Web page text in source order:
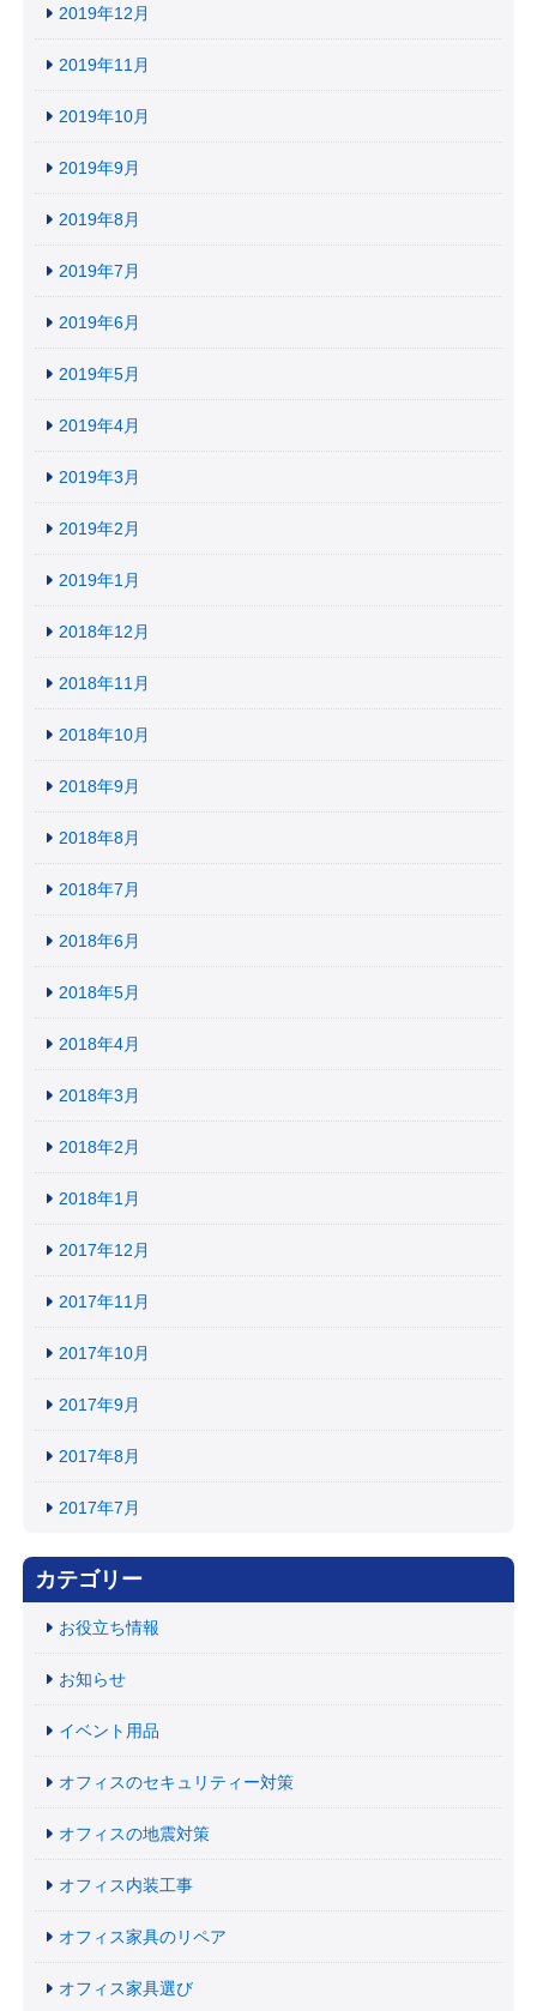
2019年12月
2019年11月
2019年10月
2019年9月
2019年8月
2019年7月
2019年6月
2019年5月
2019年4月
2019年3月
2019年2月
2019年1月
2018年12月
2018年11月
2018年10月
2018年9月
2018年8月
2018年7月
2018年6月
2018年5月
2018年4月
2018年3月
2018年2月
2018年1月
2017年12月
2017年11月
2017年10月
2017年9月
2017年8月
2017年7月
カテゴリー
お役立ち情報
お知らせ
イベント用品
オフィスのセキュリティー対策
オフィスの地震対策
オフィス内装工事
オフィス家具のリペア
オフィス家具選び